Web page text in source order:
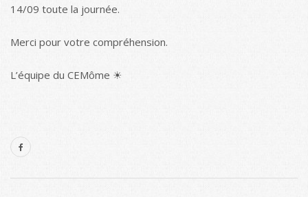
14/09 toute la journée.
Merci pour votre compréhension.
L’équipe du CEMôme ☀